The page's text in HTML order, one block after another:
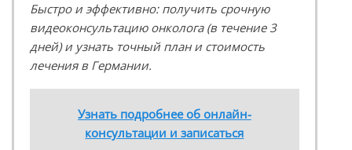
Быстро и эффективно: получить срочную
видеоконсультацию онколога (в течение 3
дней) и узнать точный план и стоимость
лечения в Германии.
Узнать подробнее об онлайн-
консультации и записаться